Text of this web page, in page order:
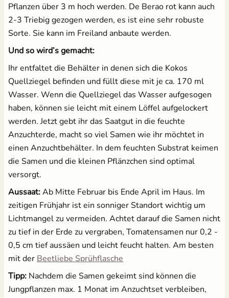
Pflanzen über 3 m hoch werden. De Berao rot kann auch
2-3 Triebig gezogen werden, es ist eine sehr robuste
Sorte. Sie kann im Freiland anbaute werden.
Und so wird’s gemacht:
Ihr entfaltet die Behälter in denen sich die Kokos
Quellziegel befinden und füllt diese mit je ca. 170 ml
Wasser. Wenn die Quellziegel das Wasser aufgesogen
haben, können sie leicht mit einem Löffel aufgelockert
werden. Jetzt gebt ihr das Saatgut in die feuchte
Anzuchterde, macht so viel Samen wie ihr möchtet in
einen Anzuchtbehälter. In dem feuchten Substrat keimen
die Samen und die kleinen Pflänzchen sind optimal
versorgt.
Aussaat:Ab Mitte Februar bis Ende April im Haus. Im
zeitigen Frühjahr ist ein sonniger Standort wichtig um
Lichtmangel zu vermeiden. Achtet darauf die Samen nicht
zu tief in der Erde zu vergraben, Tomatensamen nur 0,2 -
0,5 cm tief aussäen und leicht feucht halten. Am besten
mit der Beetliebe Sprühflasche
Tipp: Nachdem die Samen gekeimt sind können die
Jungpflanzen max. 1 Monat im Anzuchtset verbleiben,